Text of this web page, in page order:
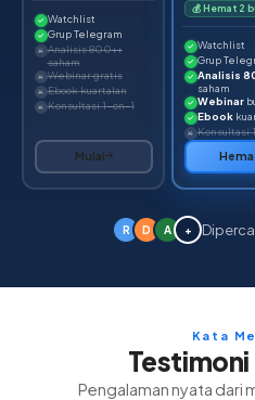
Watchlist
Grup Telegram
Analisis 800++
saham
Webinar gratis
Ebook kuartalan
Konsultasi 1-on-1
Mulai
💰 Hemat 2
Watchlist
Grup
Analisis
saham
Webinar
Ebook
Konsultasi
R D A +
Kata
Pengalaman nyata dari